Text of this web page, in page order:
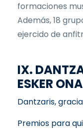
formaciones
Además, 18
ejercido de
IX.
ESKER
Dantzaris,
Premios para